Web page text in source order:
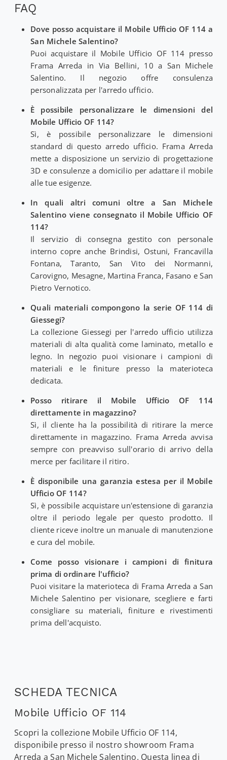
FAQ
Dove posso acquistare il Mobile Ufficio OF 114 a
San Michele Salentino?
Puoi acquistare il Mobile Ufficio OF 114 presso
Frama Arreda in Via Bellini, 10 a San Michele
Salentino. Il negozio offre consulenza
personalizzata per l'arredo ufficio.
È possibile personalizzare le dimensioni del
Mobile Ufficio OF 114?
Sì, è possibile personalizzare le dimensioni
standard di questo arredo ufficio. Frama Arreda
mette a disposizione un servizio di progettazione
3D e consulenze a domicilio per adattare il mobile
alle tue esigenze.
In quali altri comuni oltre a San Michele
Salentino viene consegnato il Mobile Ufficio OF
114?
Il servizio di consegna gestito con personale
interno copre anche Brindisi, Ostuni, Francavilla
Fontana, Taranto, San Vito dei Normanni,
Carovigno, Mesagne, Martina Franca, Fasano e San
Pietro Vernotico.
Quali materiali compongono la serie OF 114 di
Giessegi?
La collezione Giessegi per l'arredo ufficio utilizza
materiali di alta qualità come laminato, metallo e
legno. In negozio puoi visionare i campioni di
materiali e le finiture presso la materioteca
dedicata.
Posso ritirare il Mobile Ufficio OF 114
direttamente in magazzino?
Sì, il cliente ha la possibilità di ritirare la merce
direttamente in magazzino. Frama Arreda avvisa
sempre con preavviso sull'orario di arrivo della
merce per facilitare il ritiro.
È disponibile una garanzia estesa per il Mobile
Ufficio OF 114?
Sì, è possibile acquistare un'estensione di garanzia
oltre il periodo legale per questo prodotto. Il
cliente riceve inoltre un manuale di manutenzione
e cura del mobile.
Come posso visionare i campioni di finitura
prima di ordinare l'ufficio?
Puoi visitare la materioteca di Frama Arreda a San
Michele Salentino per visionare, scegliere e farti
consigliare su materiali, finiture e rivestimenti
prima dell'acquisto.
SCHEDA TECNICA
Mobile Ufficio OF 114
Scopri la collezione Mobile Ufficio OF 114,
disponibile presso il nostro showroom Frama
Arreda a San Michele Salentino. Questa linea di